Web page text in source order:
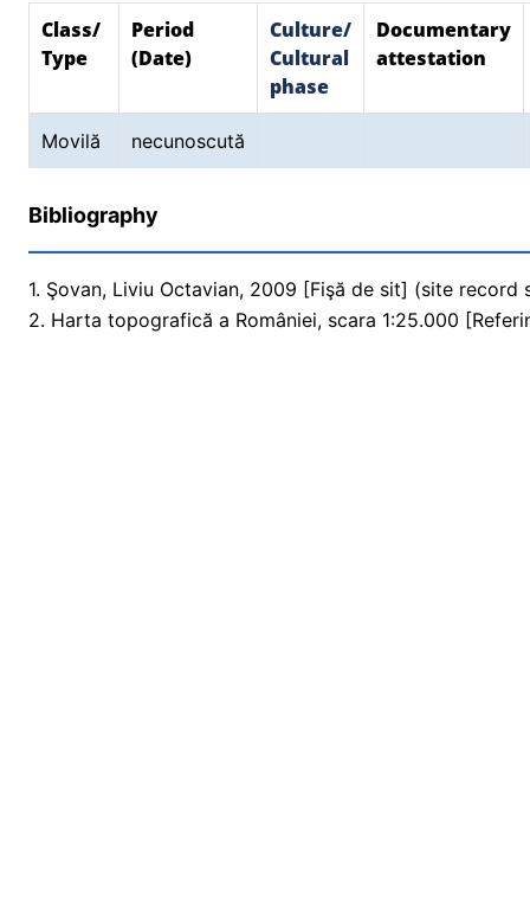
Class/
Type
Period
(Date)
Culture/
Cultural
phase
Documentary
attestation
Movilă necunoscută
Bibliography
1. Şovan, Liviu Octavian, 2009 [Fişă de sit] (site record
2. Harta topografică a României, scara 1:25.000